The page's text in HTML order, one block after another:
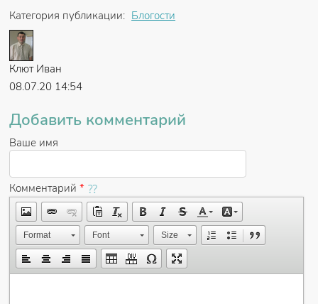
Категория публикации: Блогости
Автор
Клют Иван
Создано
08.07.20 14:54
Добавить комментарий
Ваше имя
Комментарий*
Format Font Size